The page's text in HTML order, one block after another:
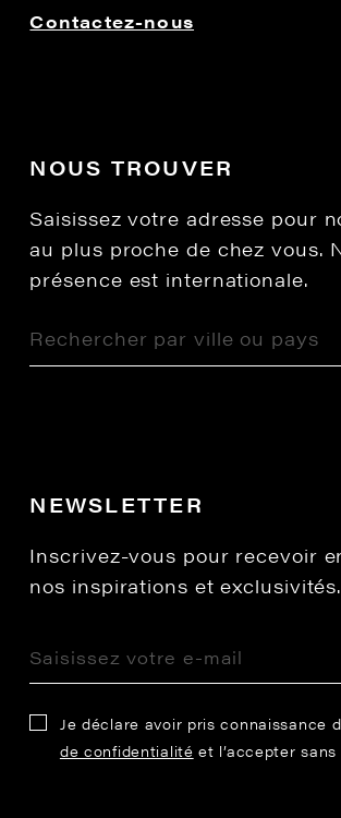
Contactez-nous
NOUS TROUVER
Saisissez votre adresse pour
au plus proche de chez vous.
présence est internationale.
NEWSLETTER
Inscrivez-vous pour recevoir
nos inspirations et exclusivités.
Je déclare avoir pris connaissance
de confidentialité et l’accepter sans